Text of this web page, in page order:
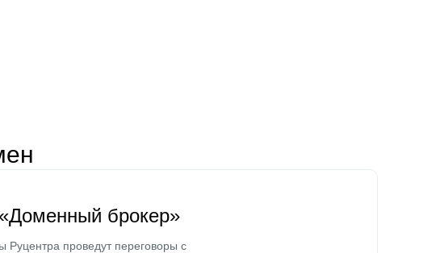
брокер»
Руцентра проведут переговоры с